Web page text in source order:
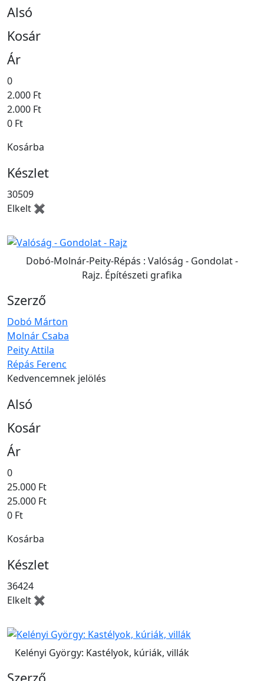
Alsó
Kosár
Ár
0
2.000 Ft
2.000 Ft
0 Ft
Kosárba
Készlet
30509
Elkelt ✖
Dobó-Molnár-Peity-Répás : Valóság - Gondolat -
Rajz. Építészeti grafika
Szerző
Dobó Márton
Molnár Csaba
Peity Attila
Répás Ferenc
Kedvencemnek jelölés
Alsó
Kosár
Ár
0
25.000 Ft
25.000 Ft
0 Ft
Kosárba
Készlet
36424
Elkelt ✖
Kelényi György: Kastélyok, kúriák, villák